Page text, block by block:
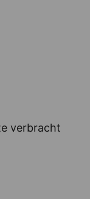
verbracht